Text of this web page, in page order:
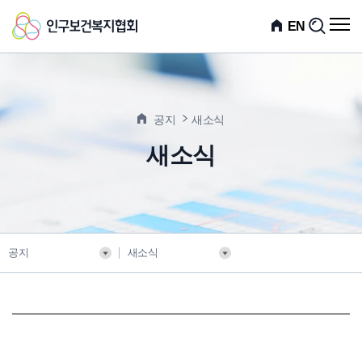
인
구
건
회
EN
검
전
메
공지
새소식
새소식
공지 새소식